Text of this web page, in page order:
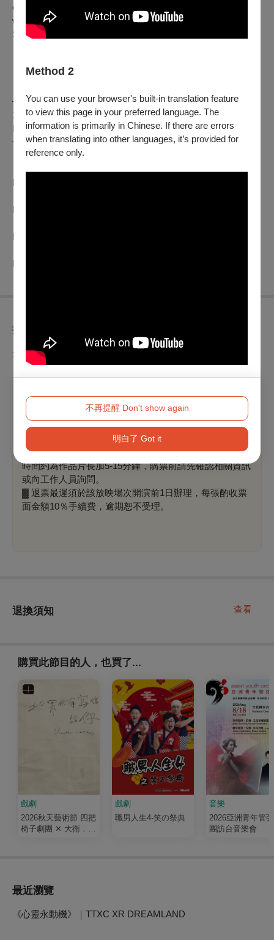
Method 2
You can use your browser's built-in translation feature
to view this page in your preferred language. The
information is primarily in Chinese. If there are errors
when translating into other languages, it’s provided for
reference only.
不再提醒 Don't show again
明白了 Got it
experience. His films have screened at major museums and
won awards including the Golden Horse for Best Animated
Short.
━━━━━━━━━━━━━━━
𝟮𝟬𝟮𝟱高雄電影節 ✖極度免疫
𝗞𝗮𝗼𝗵𝘀𝗶𝘂𝗻𝗴𝗙𝗶𝗹𝗺𝗙𝗲𝘀𝘁𝗶𝘃𝗮𝗹
━━━━━━━━━━━━━━━
✶影展放映 ​​​𝟭𝟬.𝟭𝟬-𝟭𝟬.𝟮𝟲
https://www.kff.tw
https://pse.is/kffig
https://pse.is/kffb
https://pse.is/kffyt
折扣方案
免費索票，無另折扣
溫馨提醒
▓ 因孩童視力尚在發展關鍵期，普遍級節目需7歲且身高
滿130公分以上孩童方可入場。
▓ 節目片長不包含觀影前指引說明及設備配戴時間，體驗
時間約為作品片長加5-15分鐘，購票前請先確認相關資訊
或向工作人員詢問。
▓ 退票最遲須於該放映場次開演前1日辦理，每張酌收票
面金額10％手續費，逾期恕不受理。
退換須知 查看
購買此節目的人，也買了...
戲劇
2026秋天藝術節 四把
椅子劇團 ✕ 大衛．吉
戲劇
職男人生4-笑の祭典
音樂
2026亞洲青年管
團訪台音樂會
最近瀏覽
《心靈永動機》｜TTXC XR DREAMLAND